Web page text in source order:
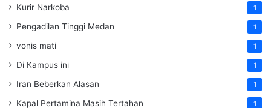
Kurir Narkoba 1
Pengadilan Tinggi Medan 1
vonis mati 1
Di Kampus ini 1
Iran Beberkan Alasan 1
Kapal Pertamina Masih Tertahan 1